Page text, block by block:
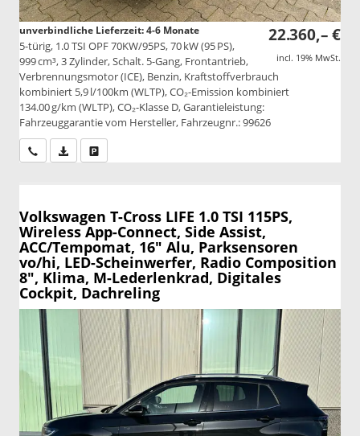
22.360,– €
incl. 19% MwSt.
unverbindliche Lieferzeit: 4-6 Monate
5-türig, 1.0 TSI OPF 70KW/95PS, 70 kW (95 PS),
999 cm³, 3 Zylinder, Schalt. 5-Gang, Frontantrieb,
Verbrennungsmotor (ICE), Benzin, Kraftstoffverbrauch
kombiniert 5,9 l/100km (WLTP), CO₂-Emission kombiniert
134.00 g/km (WLTP), CO₂-Klasse D, Garantieleistung:
Fahrzeuggarantie vom Hersteller, Fahrzeugnr.: 99626
Wir rufen Sie anPDF-Datei, Fahrzeugexposé drucken
Volkswagen T-Cross LIFE 1.0 TSI 115PS,
Wireless App-Connect, Side Assist,
ACC/Tempomat, 16" Alu, Parksensoren
vo/hi, LED-Scheinwerfer, Radio Composition
8", Klima, M-Lederlenkrad, Digitales
Cockpit, Dachreling